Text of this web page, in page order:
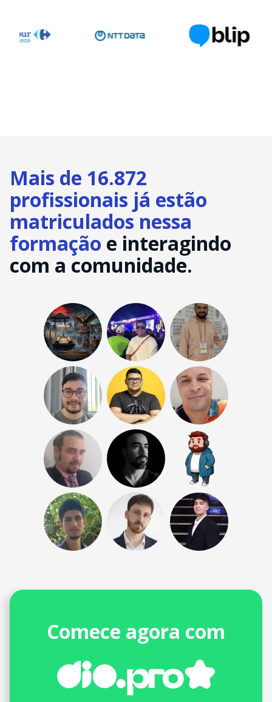
Mais de 16.872
profissionais já estão
matriculados nessa
formação e interagindo
com a comunidade.
Comece agora com